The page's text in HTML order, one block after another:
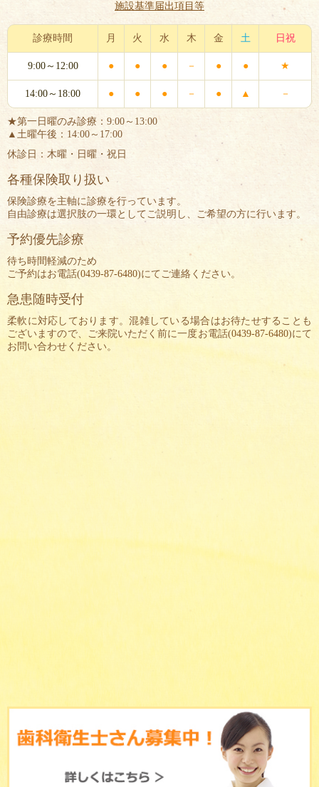
施設基準届出項目等
診療時間 月 火 水 木 金 土 日祝
9:00～12:00 ● ● ● － ● ● ★
14:00～18:00 ● ● ● － ● ▲ －
★第一日曜のみ診療：9:00～13:00
▲土曜午後：14:00～17:00
休診日：木曜・日曜・祝日
各種保険取り扱い
保険診療を主軸に診療を行っています。
自由診療は選択肢の一環としてご説明し、ご希望の方に行います。
予約優先診療
待ち時間軽減のため
ご予約はお電話(0439-87-6480)にてご連絡ください。
急患随時受付
柔軟に対応しております。混雑している場合はお待たせすることも
ございますので、ご来院いただく前に一度お電話(0439-87-6480)にて
お問い合わせください。